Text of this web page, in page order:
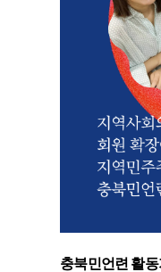
충북민언련 활